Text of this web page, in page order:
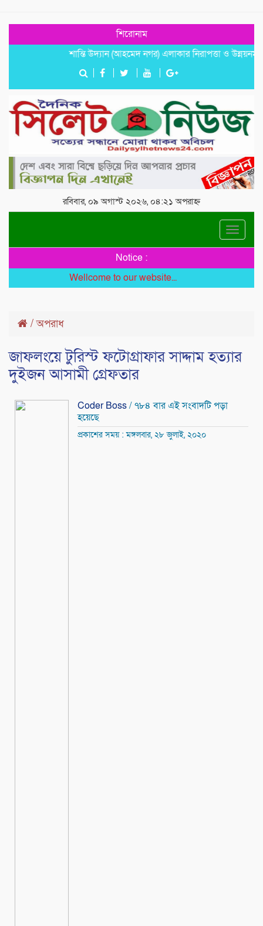
শিরোনাম
শান্তি উদ্যান (আহমেদ নগর) এলাকার নিরাপত্তা ও উন্নয়নমূলক
রবিবার, ০৯ অগাস্ট ২০২৬, ০৪:২১ অপরাহ্ন
Toggle
Notice :
Wellcome to our website...
/অপরাধ
জাফলংয়ে টুরিস্ট ফটোগ্রাফার সাদ্দাম হত্যার
দুইজন আসামী গ্রেফতার
Coder Boss/ ৭৮৪ বার এই সংবাদটি পড়া
হয়েছে
প্রকাশের সময় : মঙ্গলবার, ২৮ জুলাই, ২০২০